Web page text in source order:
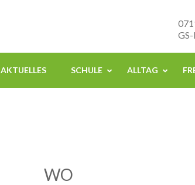
AKTUELLES SCHULE ALLTAG
WO